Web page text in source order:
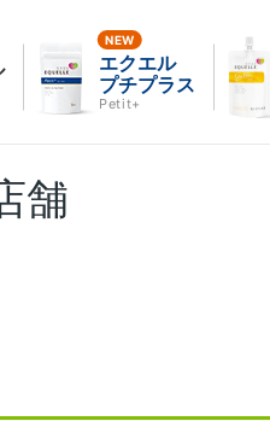
エクエル
プチプラス
Petit+
舗